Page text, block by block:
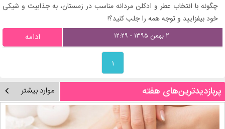
چگونه با انتخاب عطر و ادکلن مردانه مناسب در زمستان، به جذابیت و شیکی
خود بیفزایید و توجه همه را جلب کنید؟!
۲ بهمن ۱۳۹۵ - ۱۲:۲۹ ادامه
۱
پربازدیدترین‌های هفته موارد بیشتر